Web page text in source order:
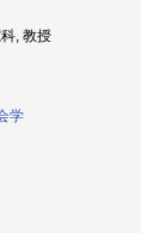
, 教授
学